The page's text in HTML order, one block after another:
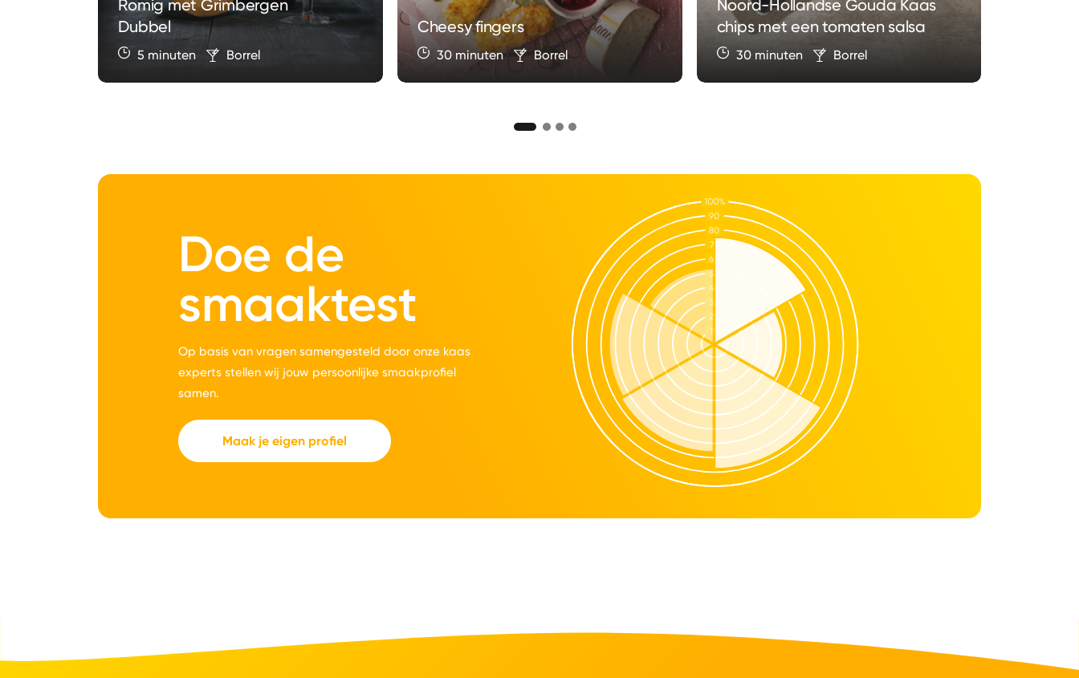
Romig met Grimbergen
Dubbel
5 minuten Borrel
Cheesy fingers
30 minuten Borrel
Noord-Hollandse Gouda Kaas
chips met een tomaten salsa
30 minuten Borrel
Doe de
smaaktest
Op basis van vragen samengesteld door onze kaas
experts stellen wij jouw persoonlijke smaakprofiel
samen.
Maak je eigen profiel